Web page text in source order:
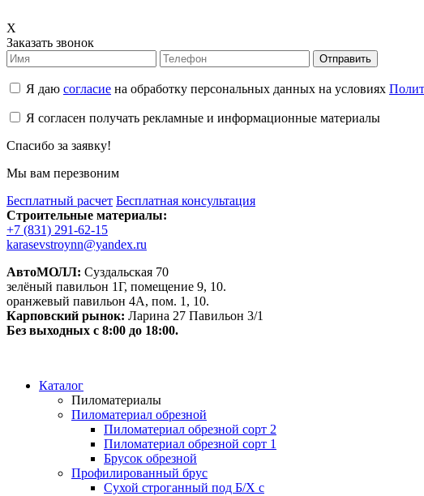
X
Заказать звонок
Отправить
Я даю согласие на обработку персональных данных на условиях
Я согласен получать рекламные и информационные материалы
Спасибо за заявку!
Мы вам перезвоним
Бесплатный расчет Бесплатная консультация
Строительные материалы:
+7 (831) 291-62-15
karasevstroynn@yandex.ru
АвтоМОЛЛ: Суздальская 70
зелёный павильон 1Г, помещение 9, 10.
оранжевый павильон 4А, пом. 1, 10.
Карповский рынок: Ларина 27 Павильон 3/1
Без выходных с 8:00 до 18:00.
Каталог
Пиломатериалы
Пиломатериал обрезной
Пиломатериал обрезной сорт 2
Пиломатериал обрезной сорт 1
Брусок обрезной
Профилированный брус
Сухой строганный под Б/Х с